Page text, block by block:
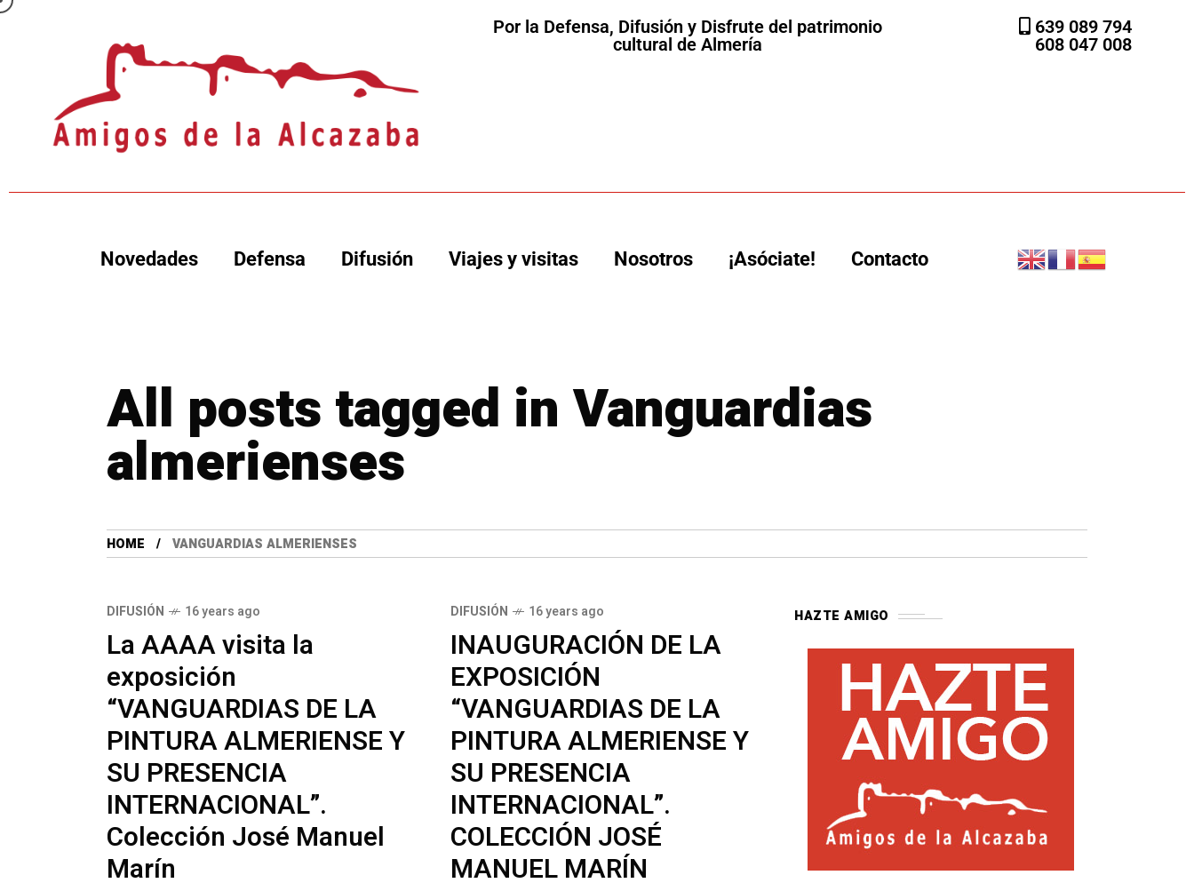
Por la Defensa, Difusión y Disfrute del patrimonio
cultural de Almería
639 089 794
608 047 008
Novedades Defensa Difusión Viajes y visitas Nosotros ¡Asóciate! Contacto
All posts tagged in Vanguardias
almerienses
HOME VANGUARDIAS ALMERIENSES
DIFUSIÓN 16 years ago
La AAAA visita la
exposición
“VANGUARDIAS DE LA
PINTURA ALMERIENSE Y
SU PRESENCIA
INTERNACIONAL”.
Colección José Manuel
Marín
DIFUSIÓN 16 years ago
INAUGURACIÓN DE LA
EXPOSICIÓN
“VANGUARDIAS DE LA
PINTURA ALMERIENSE Y
SU PRESENCIA
INTERNACIONAL”.
COLECCIÓN JOSÉ
MANUEL MARÍN
HAZTE AMIGO